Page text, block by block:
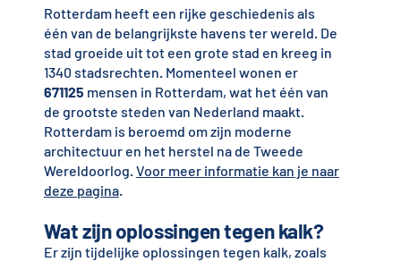
Rotterdam heeft een rijke geschiedenis als
één van de belangrijkste havens ter wereld. De
stad groeide uit tot een grote stad en kreeg in
1340 stadsrechten. Momenteel wonen er
671125 mensen in Rotterdam, wat het één van
de grootste steden van Nederland maakt.
Rotterdam is beroemd om zijn moderne
architectuur en het herstel na de Tweede
Wereldoorlog.Voor meer informatie kan je naar
deze pagina.
Wat zijn oplossingen tegen kalk?
Er zijn tijdelijke oplossingen tegen kalk, zoals